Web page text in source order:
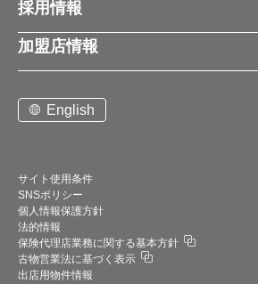
お知らせ
経営方針
事業展開
中期経営計画
デジタルトランスフォーメーショ
業績・財務情報
プレスリリース
コーポレートブログ
お問い合わせ
採用情報
採用情報トップ
新卒営業職
中途営業職
新卒・中途アフターサービス職
アルバイト
加盟店情報
ご契約までの流れと費用
仕組みメリット
加盟店紹介
お問い合わせ
サポート体制
English
サイト使用条件
SNSポリシー
個人情報保護方針
法的情報
保険代理店業務に関する基本方針
古物営業法に基づく表示
出店用物件情報